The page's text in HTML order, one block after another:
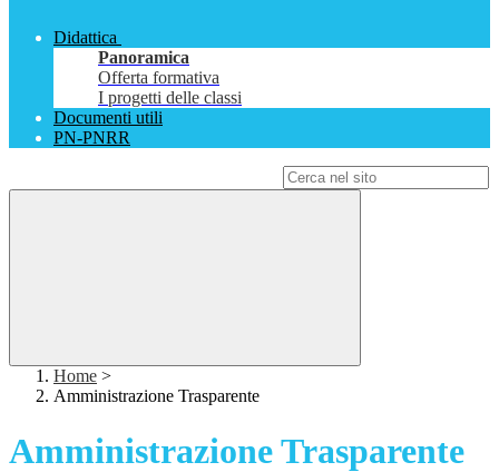
Didattica
Panoramica
Offerta formativa
I progetti delle classi
Documenti utili
PN-PNRR
Home >
Amministrazione Trasparente
Amministrazione Trasparente